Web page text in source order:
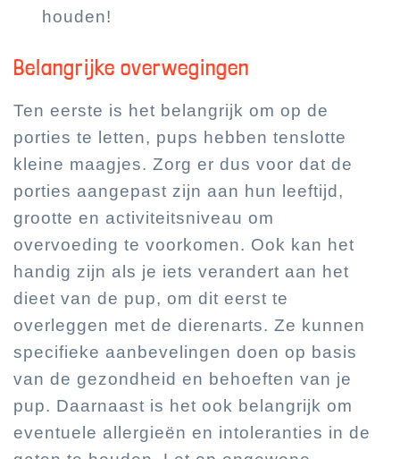
houden!
Belangrijke overwegingen
Ten eerste is het belangrijk om op de
porties te letten, pups hebben tenslotte
kleine maagjes. Zorg er dus voor dat de
porties aangepast zijn aan hun leeftijd,
grootte en activiteitsniveau om
overvoeding te voorkomen. Ook kan het
handig zijn als je iets verandert aan het
dieet van de pup, om dit eerst te
overleggen met de dierenarts. Ze kunnen
specifieke aanbevelingen doen op basis
van de gezondheid en behoeften van je
pup. Daarnaast is het ook belangrijk om
eventuele allergieën en intoleranties in de